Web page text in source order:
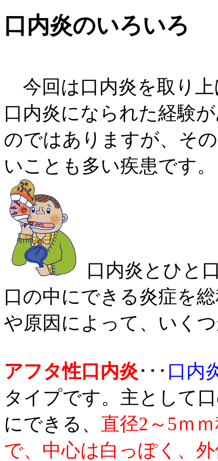
口内炎のいろいろ
今回は口内炎を取り
口内炎になられた経験
のではありますが、そ
いことも多い疾患です。
口内炎とひと
口の中にできる炎症を
や原因によって、いく
アフタ性口内炎･･･ 口内
タイプです。主として
にできる、 直径2～5ｍ
で、中心は白っぽく、